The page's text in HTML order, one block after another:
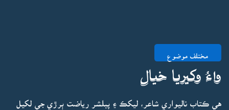
مختلف موضوع
واءُ وکيريا خيال
هي ڪتاب ناليواري شاعر، ليکڪ ۽ پبلشر رياضت ٻرڙي جي لکيل